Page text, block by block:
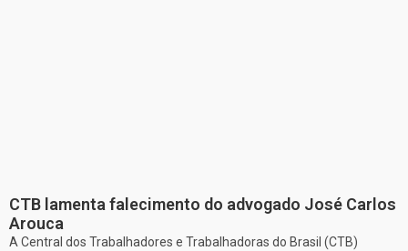
CTB lamenta falecimento do advogado José Carlos
Arouca
A Central dos Trabalhadores e Trabalhadoras do Brasil (CTB)